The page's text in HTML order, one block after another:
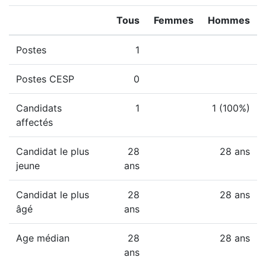
Tous Femmes Hommes
Postes 1
Postes CESP 0
Candidats
affectés
1 1 (100%)
Candidat le plus
jeune
28
ans
28 ans
Candidat le plus
âgé
28
ans
28 ans
Age médian
28
ans
28 ans